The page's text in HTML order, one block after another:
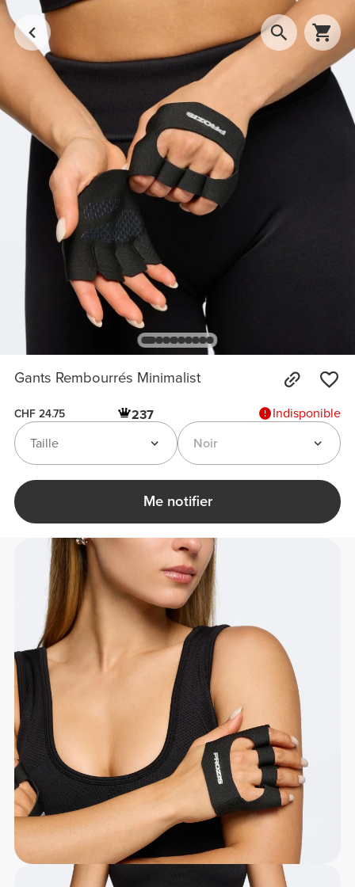
Gants Rembourrés Minimalist
CHF 24.75 237
Indisponible
Noir
Taille
Me notifier